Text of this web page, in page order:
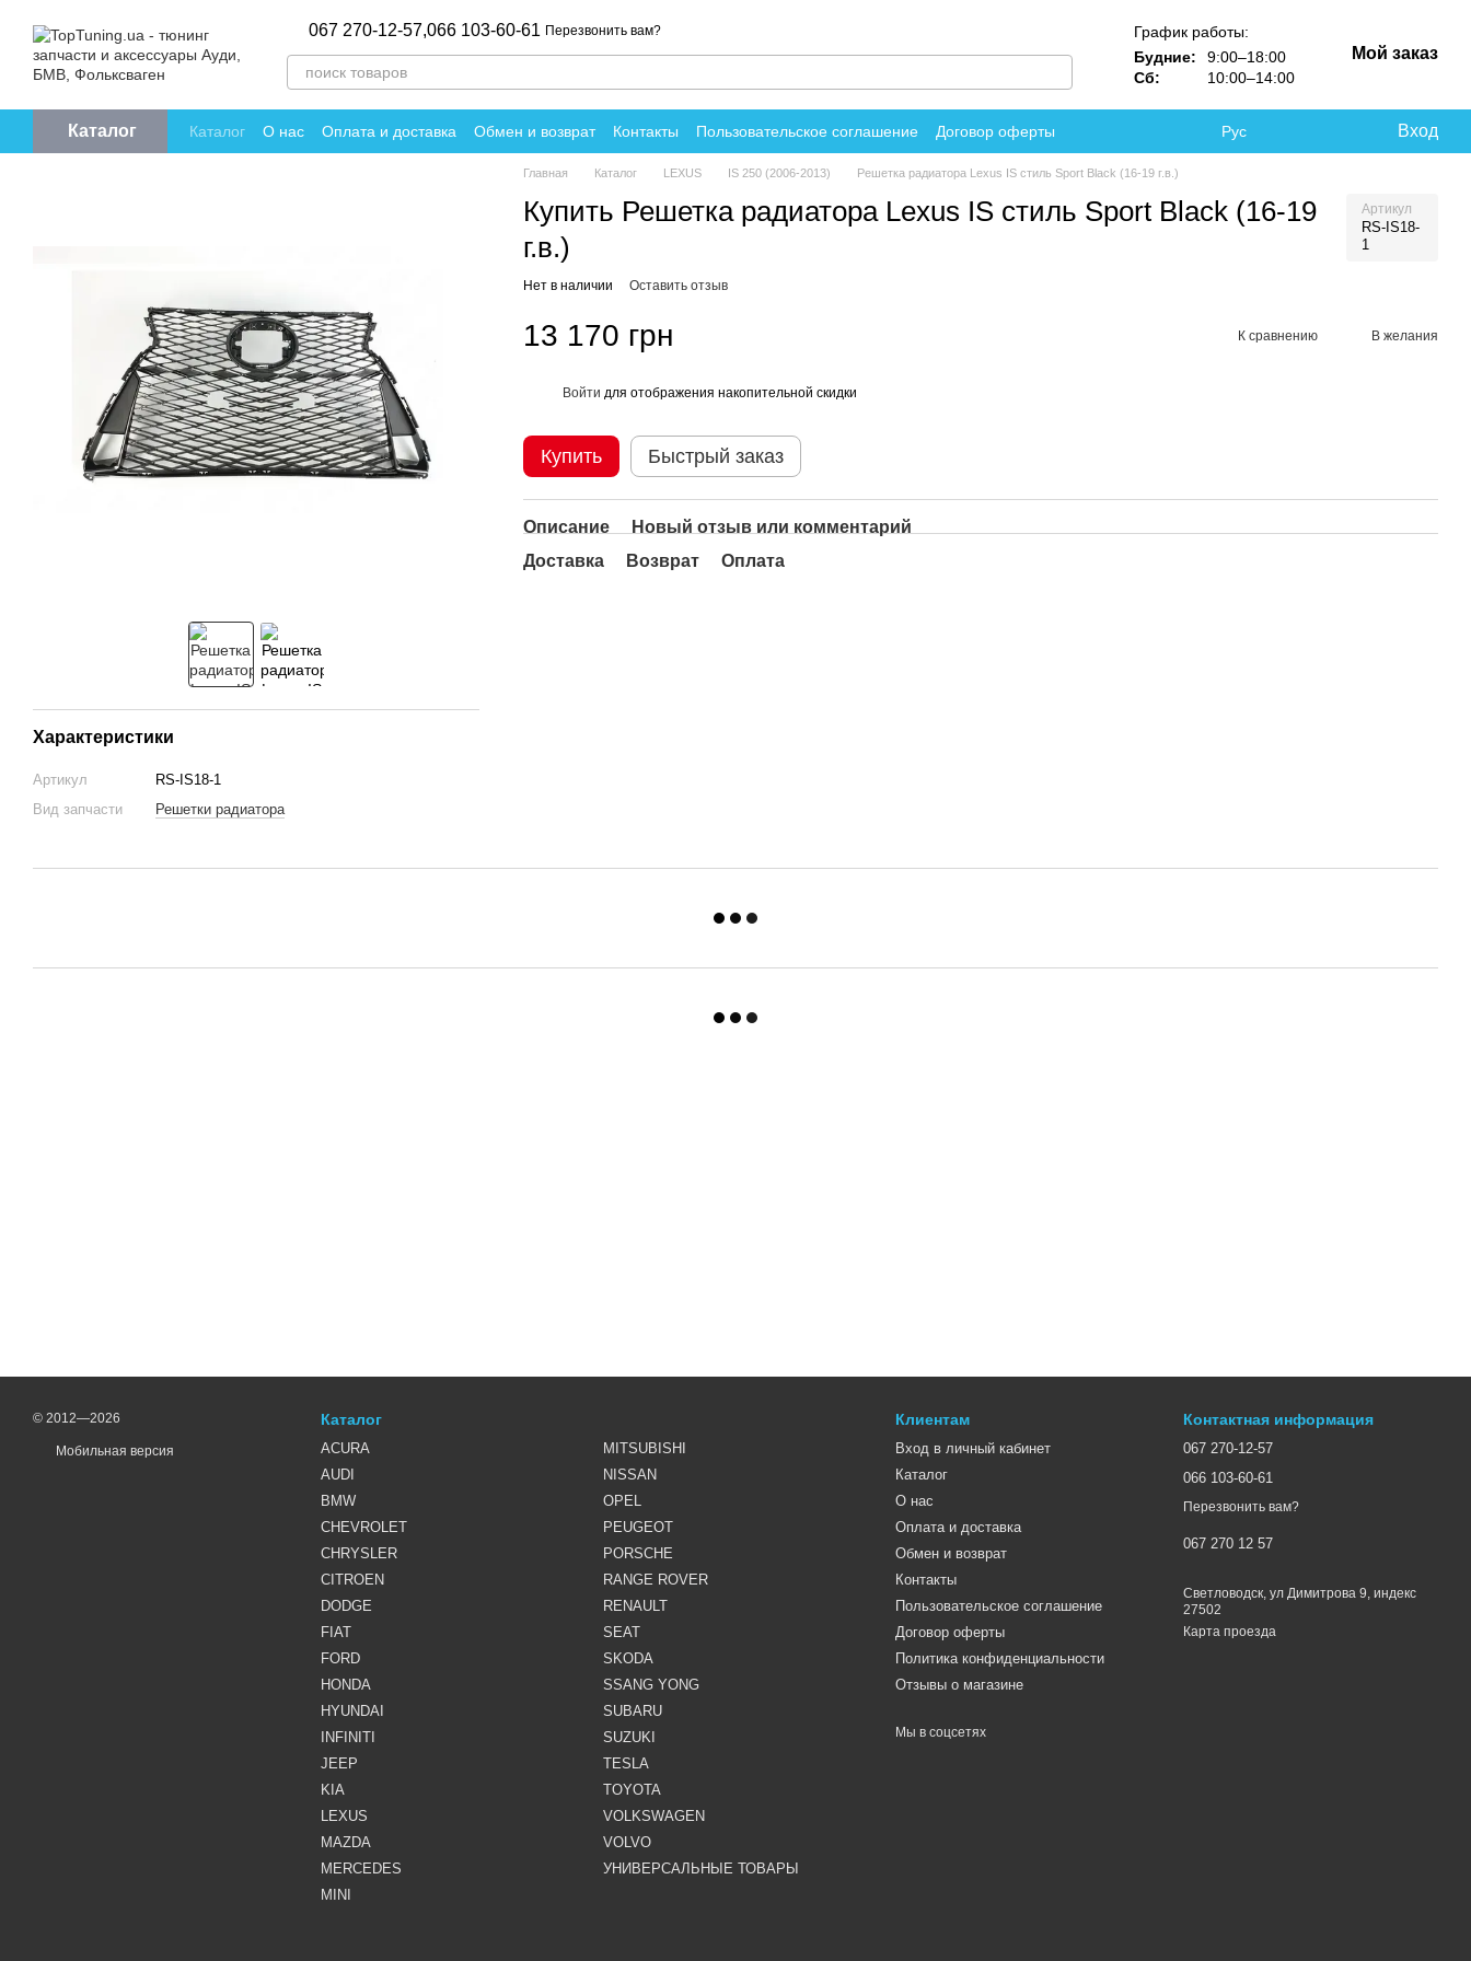
067 270-12-57,066 103-60-61 Перезвонить вам?
График работы:
Будние:
9:00–18:00
Сб:
10:00–14:00
Мой заказ
Каталог Каталог О нас Оплата и доставка Обмен и возврат Контакты Пользовательское соглашение
Договор оферты
Политика конфиденциальности
Отзывы о магазине
Рус Вход
Характеристики
Артикул
RS-IS18-1
Вид запчасти
Решетки радиатора
Главная Каталог LEXUS IS 250 (2006-2013) Решетка радиатора Lexus IS стиль Sport Black (16-19 г.в.)
Купить Решетка радиатора Lexus IS стиль Sport Black (16-19
г.в.)
Артикул
RS-IS18-
1
Нет в наличии Оставить отзыв
13 170 грн К сравнению В желания
Войти для отображения накопительной скидки
Купить Быстрый заказ
Описание
Новый отзыв или комментарий
Доставка
Возврат Оплата
© 2012—2026
Мобильная версия
Каталог
ACURA
AUDI
BMW
CHEVROLET
CHRYSLER
CITROEN
DODGE
FIAT
FORD
HONDA
HYUNDAI
INFINITI
JEEP
KIA
LEXUS
MAZDA
MERCEDES
MINI
MITSUBISHI
NISSAN
OPEL
PEUGEOT
PORSCHE
RANGE ROVER
RENAULT
SEAT
SKODA
SSANG YONG
SUBARU
SUZUKI
TESLA
TOYOTA
VOLKSWAGEN
VOLVO
УНИВЕРСАЛЬНЫЕ ТОВАРЫ
Клиентам
Вход в личный кабинет
Каталог
О нас
Оплата и доставка
Обмен и возврат
Контакты
Пользовательское соглашение
Договор оферты
Политика конфиденциальности
Отзывы о магазине
Мы в соцсетях
Контактная информация
067 270-12-57
066 103-60-61
Перезвонить вам?
067 270 12 57
Светловодск, ул Димитрова 9, индекс
27502
Карта проезда